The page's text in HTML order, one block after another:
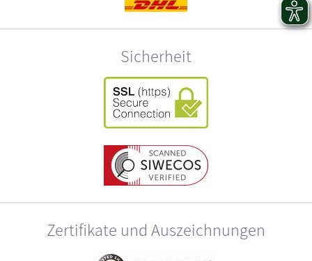
Sicherheit
Zertifikate und Auszeichnungen